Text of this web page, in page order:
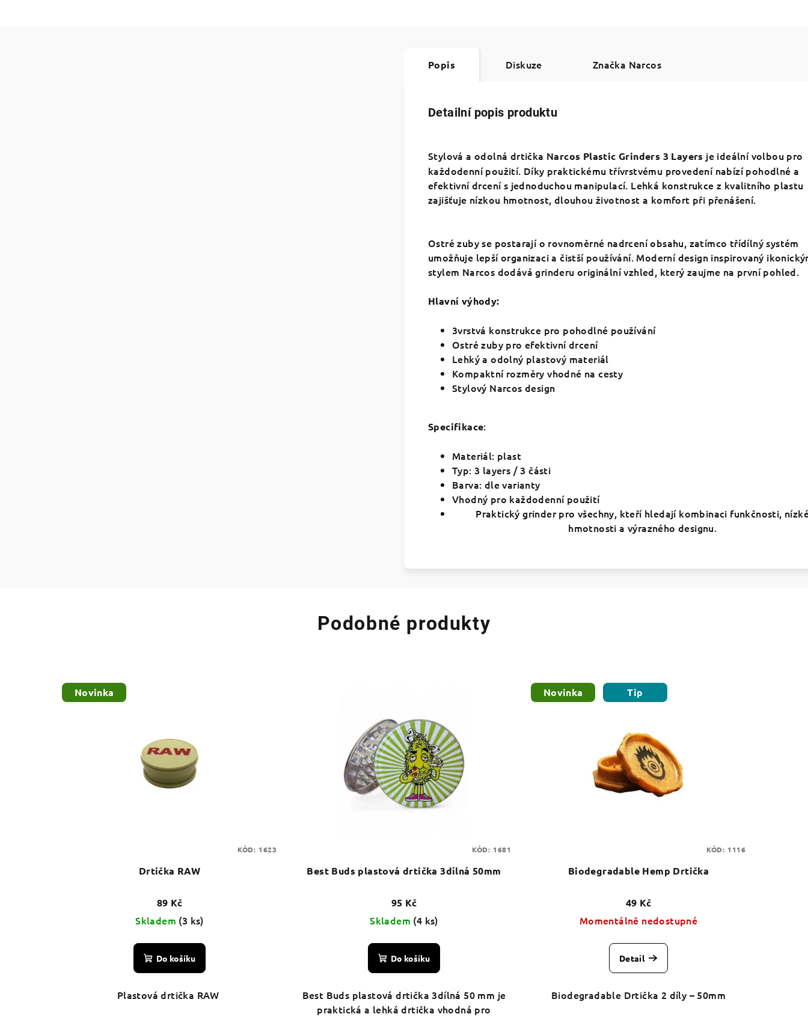
Popis Diskuze Značka Narcos
Detailní popis produktu
Stylová a odolná drtička Narcos Plastic Grinders 3 Layers je ideální volbou pro
každodenní použití. Díky praktickému třívrstvému provedení nabízí pohodlné a
efektivní drcení s jednoduchou manipulací. Lehká konstrukce z kvalitního plastu
zajišťuje nízkou hmotnost, dlouhou životnost a komfort při přenášení.
Ostré zuby se postarají o rovnoměrné nadrcení obsahu, zatímco třídílný systém
umožňuje lepší organizaci a čistší používání. Moderní design inspirovaný
stylem Narcos dodává grinderu originální vzhled, který zaujme na první pohled.
Hlavní výhody:
3vrstvá konstrukce pro pohodlné používání
Ostré zuby pro efektivní drcení
Lehký a odolný plastový materiál
Kompaktní rozměry vhodné na cesty
Stylový Narcos design
Specifikace:
Materiál: plast
Typ: 3 layers / 3 části
Barva: dle varianty
Vhodný pro každodenní použití
Praktický grinder pro všechny, kteří hledají kombinaci funkčnosti,
hmotnosti a výrazného designu.
Podobné produkty
Novinka
Drtička RAW
89 Kč
Skladem (3 ks)
Do košíku
Plastová drtička RAW
KÓD: 1623
Best Buds plastová drtička 3dílná 50mm
95 Kč
Skladem (4 ks)
Do košíku
Best Buds plastová drtička 3dílná 50 mm je
praktická a lehká drtička vhodná pro
KÓD: 1681
Novinka Tip
Biodegradable Hemp Drtička
49 Kč
Momentálně nedostupné
Detail
Biodegradable Drtička 2 díly – 50mm
KÓD: 1116